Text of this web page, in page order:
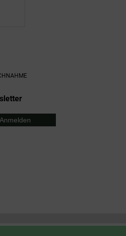
mit anderen Gutscheinaktionen kombinierbar. Nur